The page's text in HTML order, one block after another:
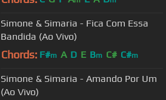
Simone & Simaria - Fica Com Essa
Bandida (Ao Vivo)
Chords: F#m A D E Bm C# C#m
Simone & Simaria - Amando Por Um
(Ao Vivo)